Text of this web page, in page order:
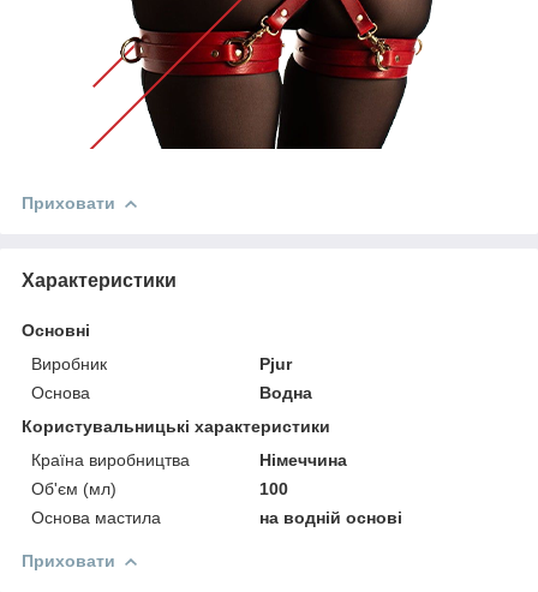
Приховати
Характеристики
Основні
Виробник
Pjur
Основа
Водна
Користувальницькі характеристики
Країна виробництва
Німеччина
Об'єм (мл)
100
Основа мастила
на водній основі
Приховати